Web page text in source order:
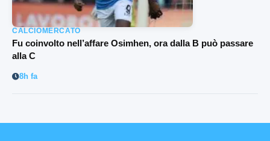
CALCIOMERCATO
Fu coinvolto nell’affare Osimhen, ora dalla B può passare
alla C
8h fa